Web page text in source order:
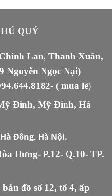
₫.là:
QUÝ
Lan, Thanh Xuân,
Nguyễn Ngọc Nại)
- ( mua lẻ)
Đình, Mỹ Đình, Hà
Đông, Hà Nội.
Hưng- P.12- Q.10- TP.
đồ số 12, tổ 4, ấp